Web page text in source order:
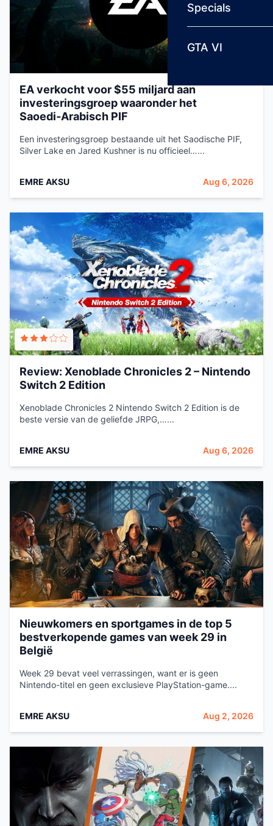
Specials
GTA VI
EA verkocht voor $55 miljard aan
investeringsgroep waaronder het
Saoedi‑Arabisch PIF
Een investeringsgroep bestaande uit het Saodische PIF,
Silver Lake en Jared Kushner is nu officieel…...
EMRE AKSU Aug 6, 2026
Review: Xenoblade Chronicles 2 – Nintendo
Switch 2 Edition
Xenoblade Chronicles 2 Nintendo Switch 2 Edition is de
beste versie van de geliefde JRPG,…...
EMRE AKSU Aug 6, 2026
Nieuwkomers en sportgames in de top 5
bestverkopende games van week 29 in
België
Week 29 bevat veel verrassingen, want er is geen
Nintendo-titel en geen exclusieve PlayStation-game....
EMRE AKSU Aug 2, 2026